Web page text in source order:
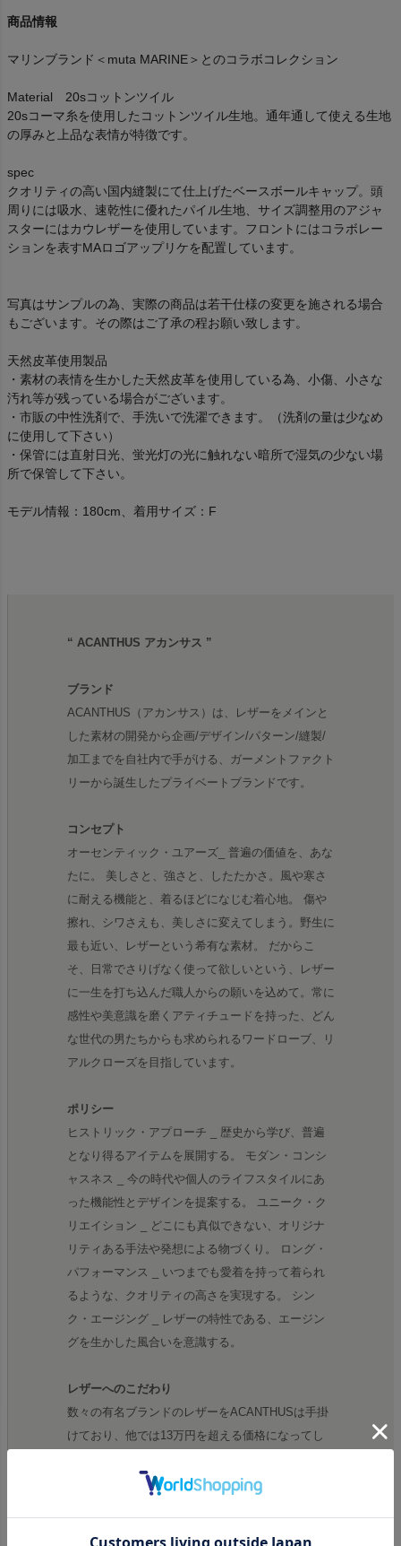
商品情報
マリンブランド＜muta MARINE＞とのコラボコレクション
Material 20sコットンツイル
20sコーマ糸を使用したコットンツイル生地。通年通して使える生地
の厚みと上品な表情が特徴です。
spec
クオリティの高い国内縫製にて仕上げたベースボールキャップ。頭
周りには吸水、速乾性に優れたパイル生地、サイズ調整用のアジャ
スターにはカウレザーを使用しています。フロントにはコラボレー
ションを表すMAロゴアップリケを配置しています。
写真はサンプルの為、実際の商品は若干仕様の変更を施される場合
もございます。その際はご了承の程お願い致します。
天然皮革使用製品
・素材の表情を生かした天然皮革を使用している為、小傷、小さな
汚れ等が残っている場合がございます。
・市販の中性洗剤で、手洗いで洗濯できます。（洗剤の量は少なめ
に使用して下さい）
・保管には直射日光、蛍光灯の光に触れない暗所で湿気の少ない場
所で保管して下さい。
モデル情報：180cm、着用サイズ：F
“ ACANTHUS アカンサス ”
ブランド
ACANTHUS（アカンサス）は、レザーをメインと
した素材の開発から企画/デザイン/パターン/縫製/
加工までを自社内で手がける、ガーメントファクト
リーから誕生したプライベートブランドです。
コンセプト
オーセンティック・ユアーズ_ 普遍の価値を、あな
たに。 美しさと、強さと、したたかさ。風や寒さ
に耐える機能と、着るほどになじむ着心地。 傷や
擦れ、シワさえも、美しさに変えてしまう。野生に
最も近い、レザーという希有な素材。 だからこ
そ、日常でさりげなく使って欲しいという、レザー
に一生を打ち込んだ職人からの願いを込めて。常に
感性や美意識を磨くアティチュードを持った、どん
な世代の男たちからも求められるワードローブ、リ
アルクローズを目指しています。
ポリシー
ヒストリック・アプローチ _ 歴史から学び、普遍
となり得るアイテムを展開する。 モダン・コンシ
ャスネス _ 今の時代や個人のライフスタイルにあ
った機能性とデザインを提案する。 ユニーク・ク
リエイション _ どこにも真似できない、オリジナ
リティある手法や発想による物づくり。 ロング・
パフォーマンス _ いつまでも愛着を持って着られ
るような、クオリティの高さを実現する。 シン
ク・エージング _ レザーの特性である、エージン
グを生かした風合いを意識する。
レザーへのこだわり
数々の有名ブランドのレザーをACANTHUSは手掛
けており、他では13万円を超える価格になってし
せるのも、自社で生産している強みです。スタジャ